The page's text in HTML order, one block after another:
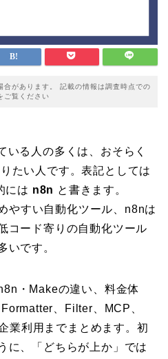
合があります。 記載の情報は調査時点での
ご覧ください
いる人の多くは、おそらく
たい人です。表記としては
には n8n と書きます。
やすい自動化ツール、n8nは
コード寄りの自動化ツール
いです。
・Makeの違い、料金体
、Filter、MCP、
業利用までまとめます。初
に、「どちらが上か」では